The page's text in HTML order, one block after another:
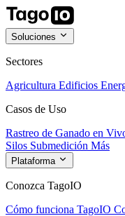
Soluciones
Sectores
Agricultura Edificios
Casos de Uso
Rastreo de Ganado en
Silos Submedición Más
Plataforma
Conozca TagoIO
Cómo funciona TagoIO